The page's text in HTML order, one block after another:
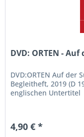
DVD: ORTEN -
DVD:ORTEN Auf der
Begleitheft, 2019 (D
englischen Untertitel
4,90 € *